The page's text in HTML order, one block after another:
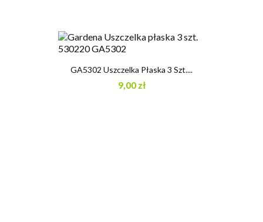
GA5302 Uszczelka Płaska 3 Szt....
9,00 zł